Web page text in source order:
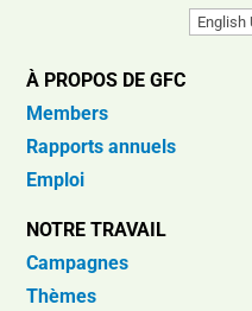
À PROPOS DE GFC
Members
Rapports annuels
Emploi
NOTRE TRAVAIL
Campagnes
Thèmes